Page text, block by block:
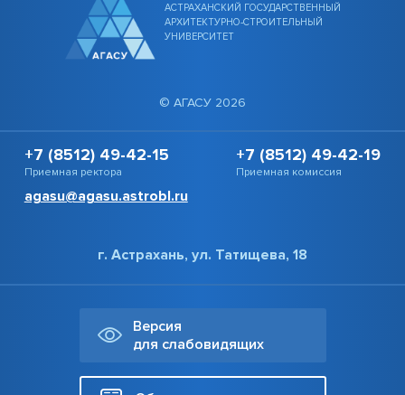
АСТРАХАНСКИЙ ГОСУДАРСТВЕННЫЙ
АРХИТЕКТУРНО-СТРОИТЕЛЬНЫЙ
УНИВЕРСИТЕТ
© АГАСУ 2026
+7 (8512) 49-42-15
Приемная ректора
agasu@agasu.astrobl.ru
+7 (8512) 49-42-19
Приемная комиссия
г. Астрахань, ул. Татищева, 18
Версия
для слабовидящих